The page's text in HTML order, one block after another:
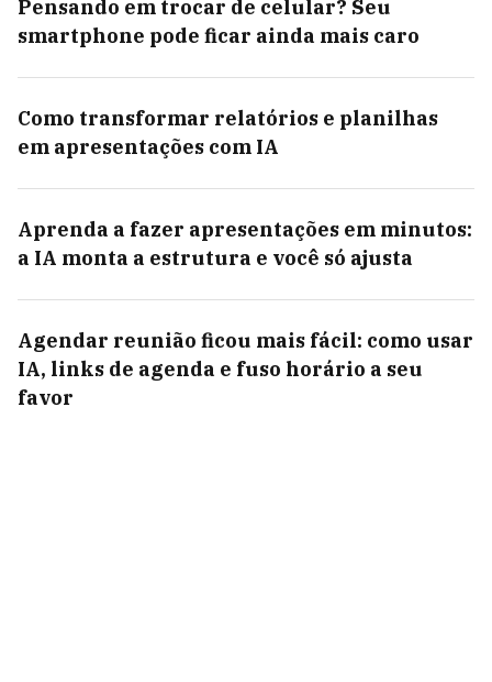
Pensando em trocar de celular? Seu
smartphone pode ficar ainda mais caro
Como transformar relatórios e planilhas
em apresentações com IA
Aprenda a fazer apresentações em minutos:
a IA monta a estrutura e você só ajusta
Agendar reunião ficou mais fácil: como usar
IA, links de agenda e fuso horário a seu
favor